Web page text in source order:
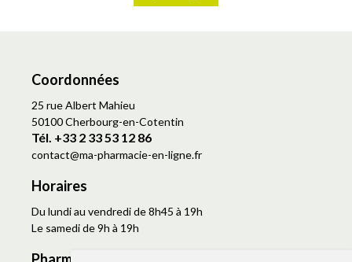
Coordonnées
25 rue Albert Mahieu
50100 Cherbourg-en-Cotentin
Tél. +33 2 33 53 12 86
contact@ma-pharmacie-en-ligne.fr
Horaires
Du lundi au vendredi de 8h45 à 19h
Le samedi de 9h à 19h